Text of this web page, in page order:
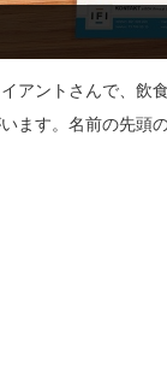
アントさんで、飲
ます。名前の先頭